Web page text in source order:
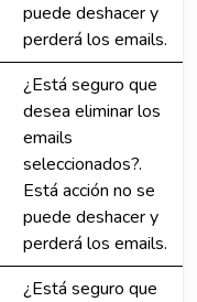
puede deshacer y
perderá los emails.
¿Está seguro que
desea eliminar los
emails
seleccionados?.
Está acción no se
puede deshacer y
perderá los emails.
¿Está seguro que